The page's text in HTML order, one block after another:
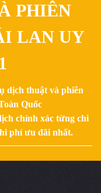
PHIÊN
LAN UY
dịch thuật và phiên
Quốc
chính xác từng chi
phí ưu đãi nhất.